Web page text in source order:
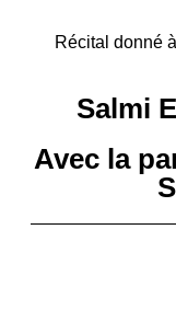
Récital donné
Salmi
Avec la